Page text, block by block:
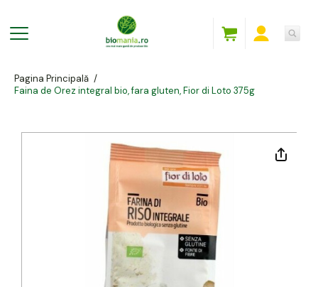
Pagina Principală /
Faina de Orez integral bio, fara gluten, Fior di Loto 375g